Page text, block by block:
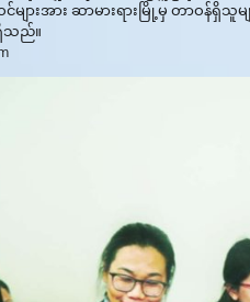
ားအား ဆာမားရားမြို့မှ တာဝန်ရှိသူ
သည်။